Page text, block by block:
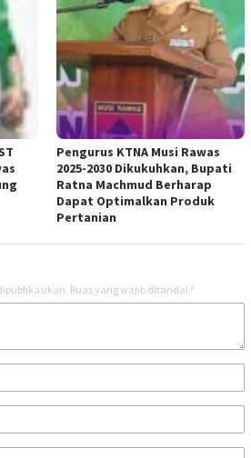
Pengurus KTNA Musi Rawas
2025-2030 Dikukuhkan, Bupati
Ratna Machmud Berharap
Dapat Optimalkan Produk
Pertanian
Ruas yang wajib ditandai *